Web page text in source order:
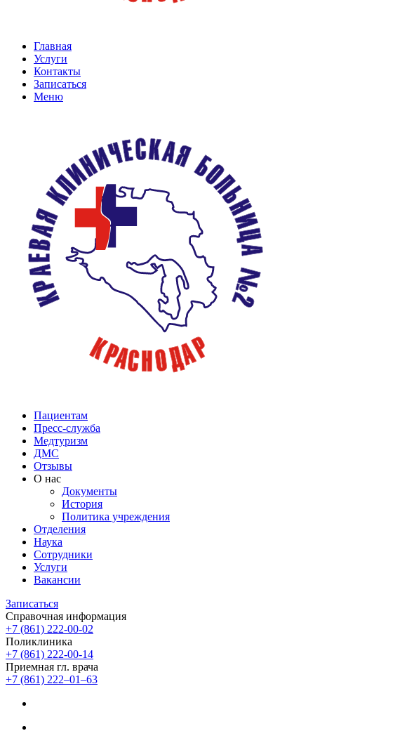
Главная
Услуги
Контакты
Записаться
Меню
Пациентам
Пресс-служба
Медтуризм
ДМС
Отзывы
О нас
Документы
История
Политика учреждения
Отделения
Наука
Сотрудники
Услуги
Вакансии
Записаться
Справочная информация
+7 (861) 222-00-02
Поликлиника
+7 (861) 222-00-14
Приемная гл. врача
+7 (861) 222‒01‒63